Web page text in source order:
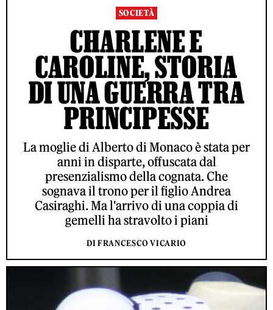
SOCIETÀ
CHARLENE E
CAROLINE, STORIA
DI UNA GUERRA TRA
PRINCIPESSE
La moglie di Alberto di Monaco è stata per
anni in disparte, offuscata dal
presenzialismo della cognata. Che
sognava il trono per il figlio Andrea
Casiraghi. Ma l'arrivo di una coppia di
gemelli ha stravolto i piani
DI FRANCESCO VICARIO